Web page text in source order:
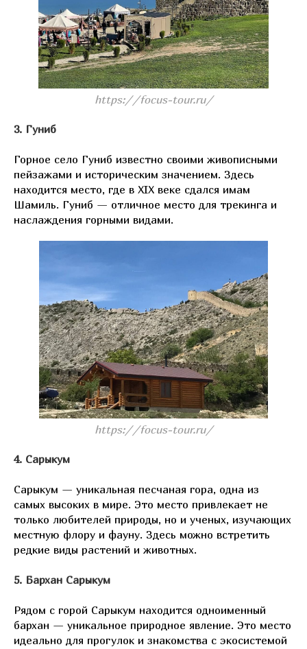
https://focus-tour.ru/
3. Гуниб
Горное село Гуниб известно своими живописными
пейзажами и историческим значением. Здесь
находится место, где в XIX веке сдался имам
Шамиль. Гуниб — отличное место для трекинга и
наслаждения горными видами.
https://focus-tour.ru/
4. Сарыкум
Сарыкум — уникальная песчаная гора, одна из
самых высоких в мире. Это место привлекает не
только любителей природы, но и ученых, изучающих
местную флору и фауну. Здесь можно встретить
редкие виды растений и животных.
5. Бархан Сарыкум
Рядом с горой Сарыкум находится одноименный
бархан — уникальное природное явление. Это место
идеально для прогулок и знакомства с экосистемой